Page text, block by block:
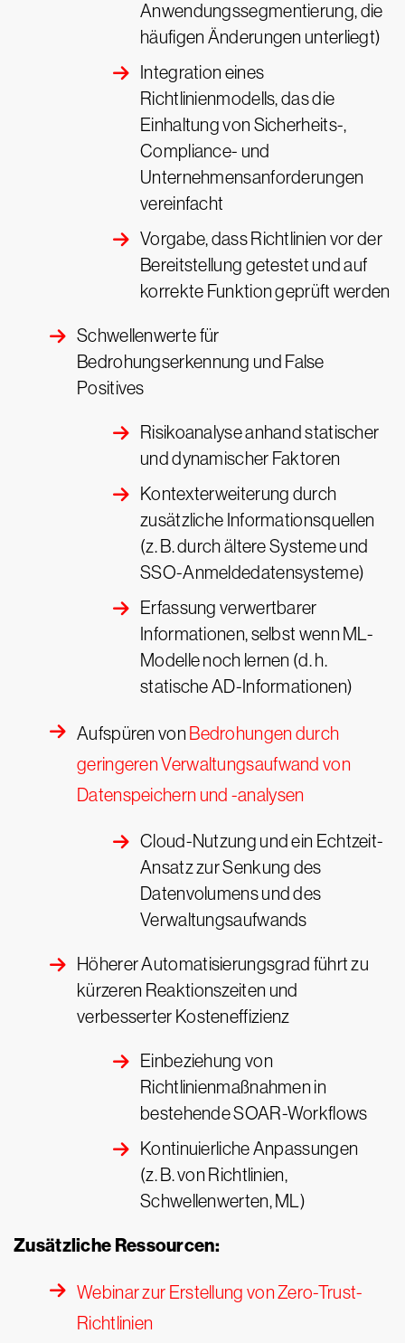
Anwendungssegmentierung, die
häufigen Änderungen unterliegt)
Integration eines
Richtlinienmodells, das die
Einhaltung von Sicherheits-,
Compliance- und
Unternehmensanforderungen
vereinfacht
Vorgabe, dass Richtlinien vor der
Bereitstellung getestet und auf
korrekte Funktion geprüft werden
Schwellenwerte für
Bedrohungserkennung und False
Positives
Risikoanalyse anhand statischer
und dynamischer Faktoren
Kontexterweiterung durch
zusätzliche Informationsquellen
(z. B. durch ältere Systeme und
SSO-Anmeldedatensysteme)
Erfassung verwertbarer
Informationen, selbst wenn ML-
Modelle noch lernen (d. h.
statische AD-Informationen)
Aufspüren von Bedrohungen durch
geringeren Verwaltungsaufwand von
Datenspeichern und -analysen
Cloud-Nutzung und ein Echtzeit-
Ansatz zur Senkung des
Datenvolumens und des
Verwaltungsaufwands
Höherer Automatisierungsgrad führt zu
kürzeren Reaktionszeiten und
verbesserter Kosteneffizienz
Einbeziehung von
Richtlinienmaßnahmen in
bestehende SOAR-Workflows
Kontinuierliche Anpassungen
(z. B. von Richtlinien,
Schwellenwerten, ML)
Zusätzliche Ressourcen:
Webinar zur Erstellung von Zero-Trust-
Richtlinien